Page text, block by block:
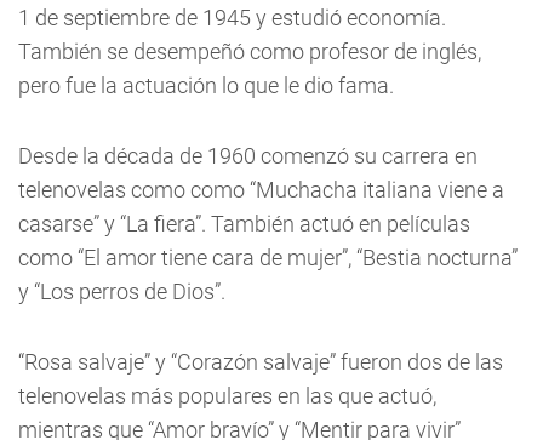
1 de septiembre de 1945 y estudió economía.
También se desempeñó como profesor de inglés,
pero fue la actuación lo que le dio fama.
Desde la década de 1960 comenzó su carrera en
telenovelas como como “Muchacha italiana viene a
casarse” y “La fiera”. También actuó en películas
como “El amor tiene cara de mujer”, “Bestia nocturna”
y “Los perros de Dios”.
“Rosa salvaje” y “Corazón salvaje” fueron dos de las
telenovelas más populares en las que actuó,
mientras que “Amor bravío” y “Mentir para vivir”